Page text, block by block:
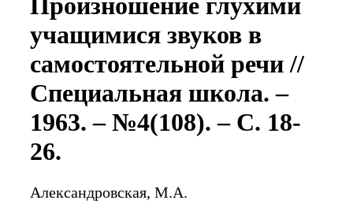
Произношение глухими
учащимися звуков в
самостоятельной речи //
Специальная школа. –
1963. – №4(108). – С. 18-
26.
Александровская, М.А.